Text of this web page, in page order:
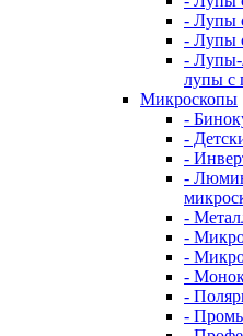
- Лупы
- Лупы
- Лупы-
лупы с
Микроскопы
-
-
-
-
-
-
-
-
-
-